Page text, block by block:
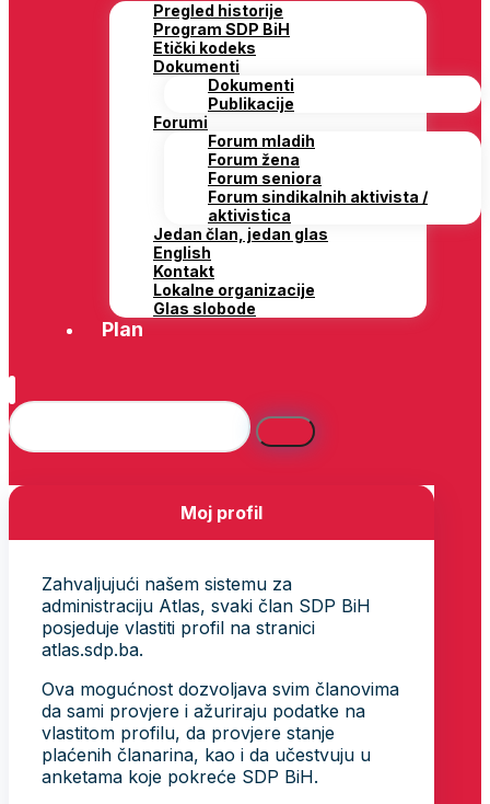
Pregled historije
Program SDP BiH
Etički kodeks
Dokumenti
Dokumenti
Publikacije
Forumi
Forum mladih
Forum žena
Forum seniora
Forum sindikalnih aktivista /
aktivistica
Jedan član, jedan glas
English
Kontakt
Lokalne organizacije
Glas slobode
Plan
Moj profil
Zahvaljujući našem sistemu za
administraciju Atlas, svaki član SDP BiH
posjeduje vlastiti profil na stranici
atlas.sdp.ba.
Ova mogućnost dozvoljava svim članovima
da sami provjere i ažuriraju podatke na
vlastitom profilu, da provjere stanje
plaćenih članarina, kao i da učestvuju u
anketama koje pokreće SDP BiH.